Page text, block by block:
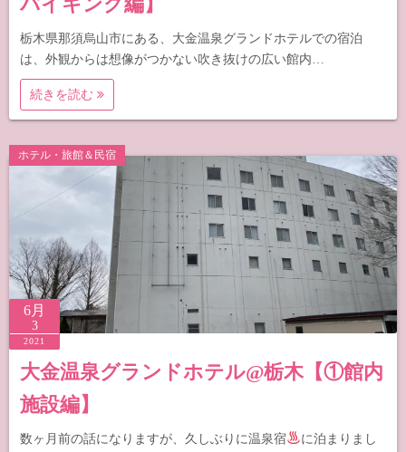
栃木県那須烏山市にある、大金温泉グランドホテルでの宿泊
は、外観からは想像がつかない吹き抜けの広い館内…
続きを読む
ホテル・旅館＆民宿
6月
3
2021
大金温泉グランドホテル@栃木【①館内
施設編】
数ヶ月前の話になりますが、久しぶりに温泉宿
に泊まりまし